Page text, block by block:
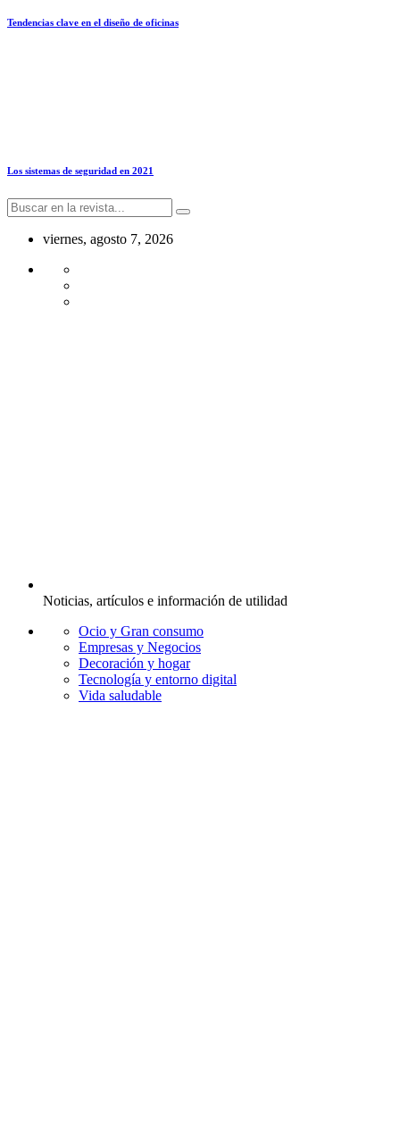
Tendencias clave en el diseño de oficinas
Los sistemas de seguridad en 2021
viernes, agosto 7, 2026
Noticias, artículos e información de utilidad
Ocio y Gran consumo
Empresas y Negocios
Decoración y hogar
Tecnología y entorno digital
Vida saludable